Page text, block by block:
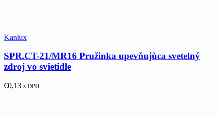
Kanlux
SPR.CT-21/MR16 Pružinka upevňujůca svetelný
zdroj vo svietidle
€0,13 s DPH